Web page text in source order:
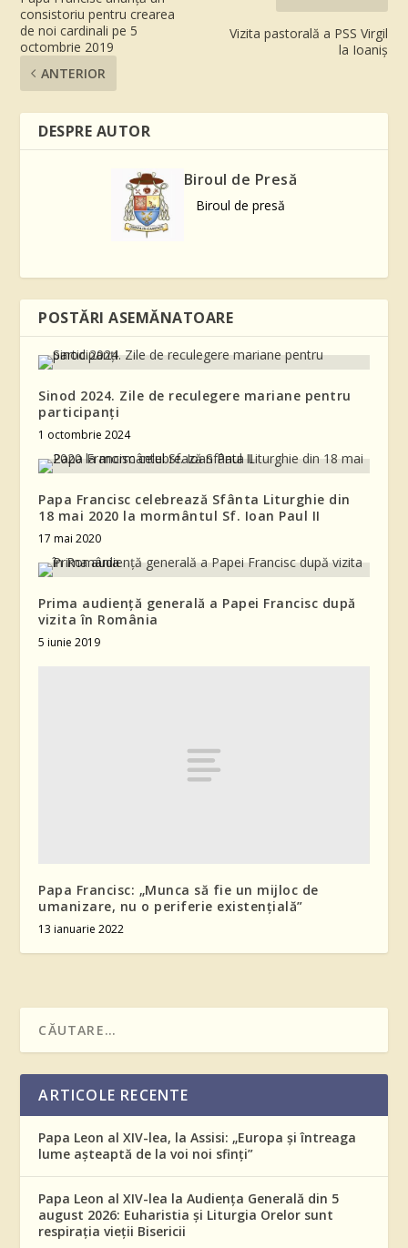
consistoriu pentru crearea
de noi cardinali pe 5
octombrie 2019
ANTERIOR
Vizita pastorală a PSS Virgil
la Ioaniș
DESPRE AUTOR
Biroul de Presă
Biroul de presă
POSTĂRI ASEMĂNATOARE
Sinod 2024. Zile de reculegere mariane pentru
participanți
1 octombrie 2024
Papa Francisc celebrează Sfânta Liturghie din
18 mai 2020 la mormântul Sf. Ioan Paul II
17 mai 2020
Prima audiență generală a Papei Francisc după
vizita în România
5 iunie 2019
Papa Francisc: „Munca să fie un mijloc de
umanizare, nu o periferie existențială”
13 ianuarie 2022
ARTICOLE RECENTE
Papa Leon al XIV-lea, la Assisi: „Europa și întreaga
lume așteaptă de la voi noi sfinți”
Papa Leon al XIV-lea la Audiența Generală din 5
august 2026: Euharistia și Liturgia Orelor sunt
respirația vieții Bisericii